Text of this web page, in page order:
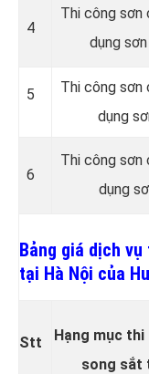
4
Thi công
dụng
5
Thi công
dụng
6
Thi công
dụng
Bảng giá dịch
tại Hà Nội của
Stt
Hạng mục
song sắt